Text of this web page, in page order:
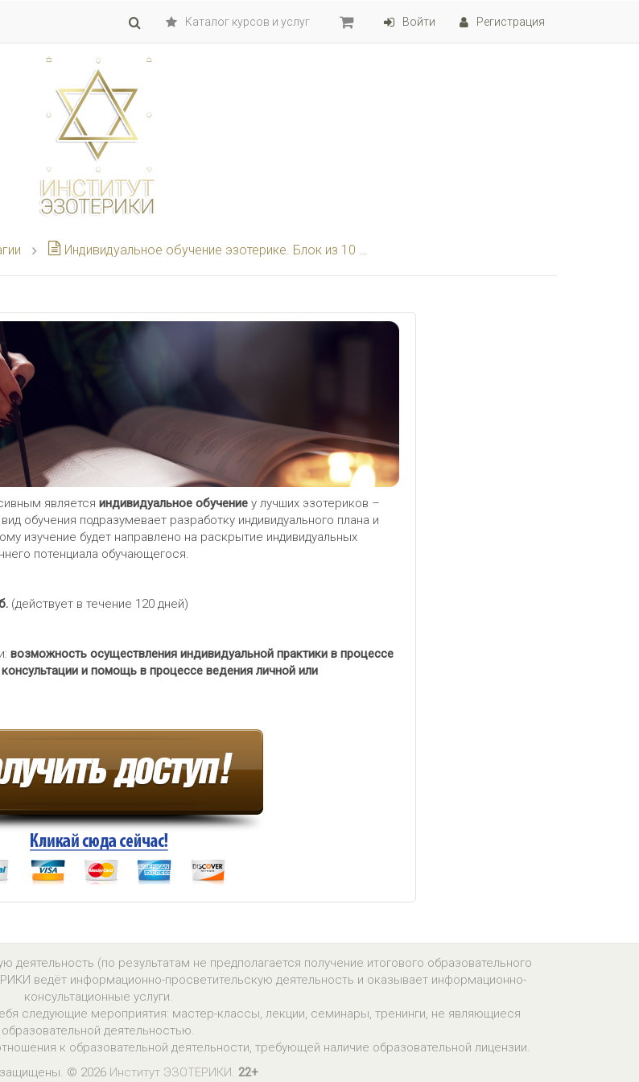
Каталог курсов и услуг Войти Регистрация
Индивидуальное обучение эзотерике. Блок из 10 занятий
является индивидуальное обучение у лучших эзотериков –
обучения подразумевает разработку индивидуального плана и
изучение будет направлено на раскрытие индивидуальных
потенциала обучающегося.
(действует в течение 120 дней)
возможность осуществления индивидуальной практики в процессе
и помощь в процессе ведения личной или
(по результатам не предполагается получение итогового образовательного
ведёт информационно-просветительскую деятельность и оказывает информационно-
консультационные услуги.
следующие мероприятия: мастер-классы, лекции, семинары, тренинги, не являющиеся
образовательной деятельностью.
к образовательной деятельности, требующей наличие образовательной лицензии.
© 2026 Институт ЭЗОТЕРИКИ. 22+